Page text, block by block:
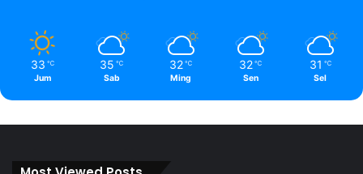
33 ℃
Jum
35 ℃
Sab
32 ℃
Ming
32 ℃
Sen
31 ℃
Sel